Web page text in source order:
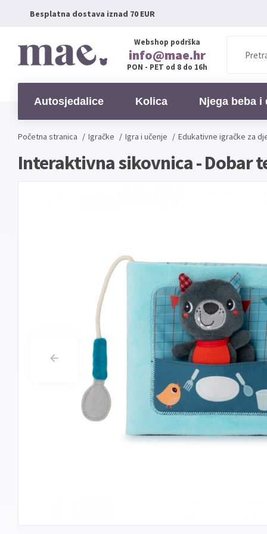
Besplatna dostava iznad 70 EUR
Webshop podrška
info@mae.hr
PON - PET od 8 do 16h
Autosjedalice Kolica Njega beba i
Početna stranica / Igračke / Igra i učenje / Edukativne igračke za
Interaktivna sikovnica - Dobar